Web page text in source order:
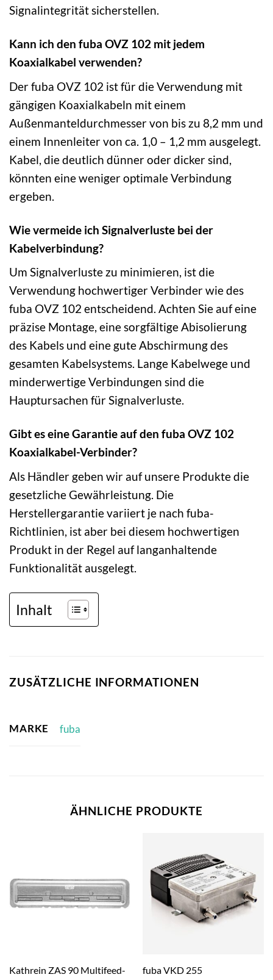
Signalintegrität sicherstellen.
Kann ich den fuba OVZ 102 mit jedem
Koaxialkabel verwenden?
Der fuba OVZ 102 ist für die Verwendung mit
gängigen Koaxialkabeln mit einem
Außenmanteldurchmesser von bis zu 8,2 mm und
einem Innenleiter von ca. 1,0 – 1,2 mm ausgelegt.
Kabel, die deutlich dünner oder dicker sind,
könnten eine weniger optimale Verbindung
ergeben.
Wie vermeide ich Signalverluste bei der
Kabelverbindung?
Um Signalverluste zu minimieren, ist die
Verwendung hochwertiger Verbinder wie des
fuba OVZ 102 entscheidend. Achten Sie auf eine
präzise Montage, eine sorgfältige Abisolierung
des Kabels und eine gute Abschirmung des
gesamten Kabelsystems. Lange Kabelwege und
minderwertige Verbindungen sind die
Hauptursachen für Signalverluste.
Gibt es eine Garantie auf den fuba OVZ 102
Koaxialkabel-Verbinder?
Als Händler geben wir auf unsere Produkte die
gesetzliche Gewährleistung. Die
Herstellergarantie variiert je nach fuba-
Richtlinien, ist aber bei diesem hochwertigen
Produkt in der Regel auf langanhaltende
Funktionalität ausgelegt.
Inhalt
ZUSÄTZLICHE INFORMATIONEN
MARKE fuba
ÄHNLICHE PRODUKTE
Kathrein ZAS 90 Multifeed-
fuba VKD 255